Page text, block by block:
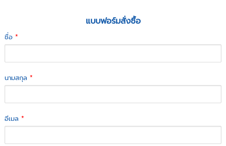
แบบฟอร์มสั่งซื้อ
ชื่อ*
นามสกุล*
อีเมล*